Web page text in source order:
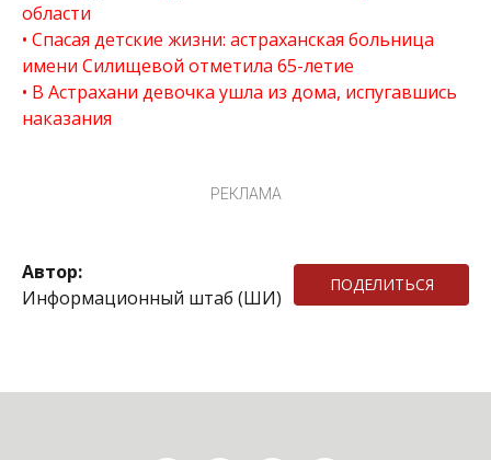
области
Спасая детские жизни: астраханская больница
имени Силищевой отметила 65-летие
В Астрахани девочка ушла из дома, испугавшись
наказания
РЕКЛАМА
Автор:
Информационный штаб (ШИ)
ПОДЕЛИТЬСЯ